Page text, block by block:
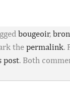
bougeoir,
the permalink.
post. Both